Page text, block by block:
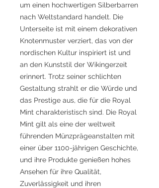
um einen hochwertigen Silberbarren
nach Weltstandard handelt. Die
Unterseite ist mit einem dekorativen
Knotenmuster verziert, das von der
nordischen Kultur inspiriert ist und
an den Kunststil der Wikingerzeit
erinnert. Trotz seiner schlichten
Gestaltung strahlt er die Würde und
das Prestige aus, die für die Royal
Mint charakteristisch sind. Die Royal
Mint gilt als eine der weltweit
führenden Münzprägeanstalten mit
einer über 1100-jährigen Geschichte,
und ihre Produkte genießen hohes
Ansehen für ihre Qualität,
Zuverlässigkeit und ihren